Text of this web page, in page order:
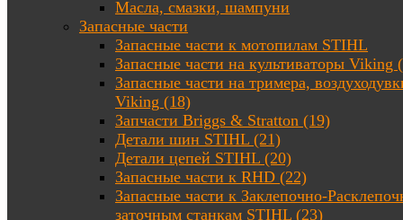
Масла, смазки, шампуни
Запасные части
Запасные части к мотопилам STIHL
Запасные части на культиваторы Viking
Запасные части на тримера,
Viking (18)
Запчасти Briggs & Stratton (19)
Детали шин STIHL (21)
Детали цепей STIHL (20)
Запасные части к RHD (22)
Запасные части к Заклепочно-
заточным станкам STIHL (23)